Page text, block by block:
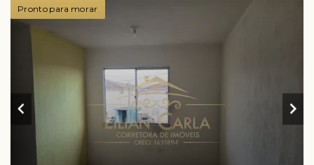
Pronto para morar